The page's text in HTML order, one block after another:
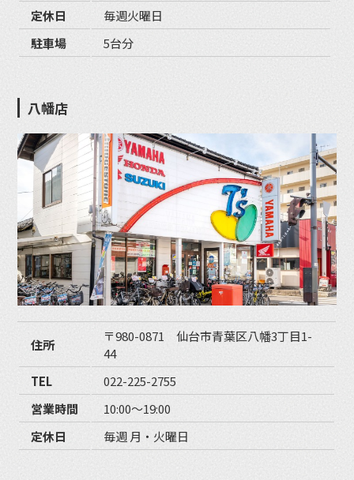
定休日
毎週火曜日
駐車場
5台分
八幡店
住所
〒980-0871 仙台市青葉区八幡3丁目1-
44
TEL
022-225-2755
営業時間
10:00〜19:00
定休日
毎週 月・火曜日